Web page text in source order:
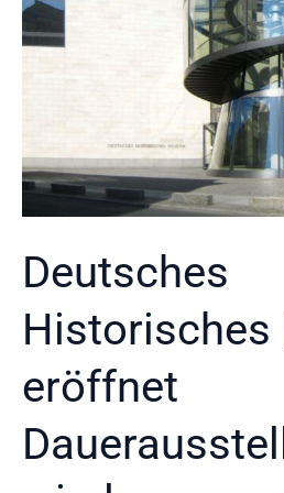
Deutsches
Historisches
eröffnet